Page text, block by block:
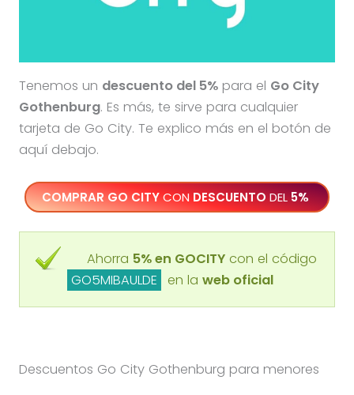
Tenemos un descuento del 5%para el Go City
Gothenburg. Es más, te sirve para cualquier
tarjeta de Go City. Te explico más en el botón de
aquí debajo.
COMPRAR GO CITYCONDESCUENTODEL5%
Ahorra 5% en GOCITY con el código
GO5MIBAULDE
en la web oficial
Descuentos Go City Gothenburg para menores